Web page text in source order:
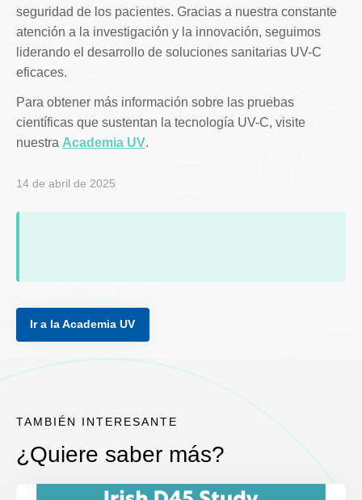
seguridad de los pacientes. Gracias a nuestra constante
atención a la investigación y la innovación, seguimos
liderando el desarrollo de soluciones sanitarias UV-C
eficaces.
Para obtener más información sobre las pruebas
científicas que sustentan la tecnología UV-C, visite
nuestra Academia UV.
14 de abril de 2025
Ir a la Academia UV
TAMBIÉN INTERESANTE
¿Quiere saber más?